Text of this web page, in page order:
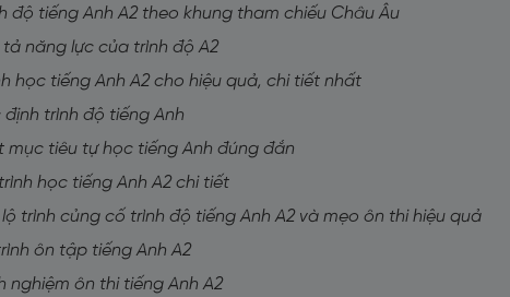
độ tiếng Anh A2 theo khung tham chiếu Châu Âu
tả năng lực của trình độ A2
học tiếng Anh A2 cho hiệu quả, chi tiết nhất
định trình độ tiếng Anh
mục tiêu tự học tiếng Anh đúng đắn
học tiếng Anh A2 chi tiết
lộ trình củng cố trình độ tiếng Anh A2 và mẹo ôn thi hiệu quả
ôn tập tiếng Anh A2
nghiệm ôn thi tiếng Anh A2